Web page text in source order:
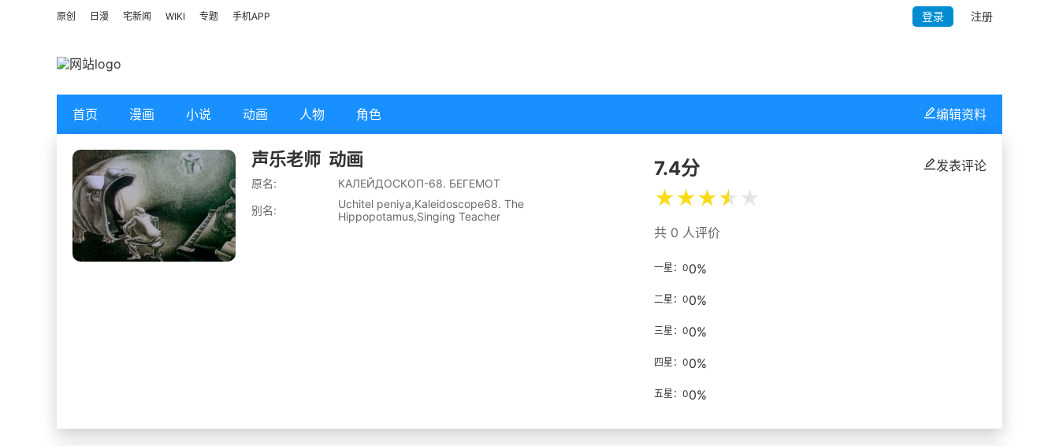
原创 日漫 宅新闻 WIKI 专题 手机APP 登录 注册
首页 漫画 小说 动画 人物 角色
声乐老师 动画
原名:
КАЛЕЙДОСКОП-68. БЕГЕМОТ
别名:
Uchitel peniya,Kaleidoscope68. The
Hippopotamus,Singing Teacher
发表评论
7.4分
★★★★ ★
共 0 人评价
一星：00%
二星：00%
三星：00%
四星：00%
五星：00%
编辑资料